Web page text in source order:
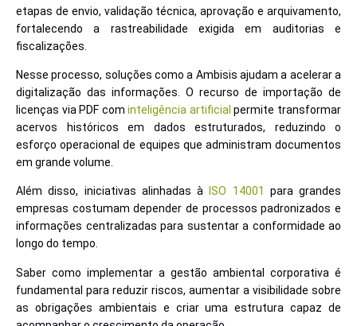
etapas de envio, validação técnica, aprovação e arquivamento,
fortalecendo a rastreabilidade exigida em auditorias e
fiscalizações.
Nesse processo, soluções como a Ambisis ajudam a acelerar a
digitalização das informações. O recurso de importação de
licenças via PDF cominteligência artificial permite transformar
acervos históricos em dados estruturados, reduzindo o
esforço operacional de equipes que administram documentos
em grande volume.
Além disso, iniciativas alinhadas à ISO 14001
para grandes
empresas costumam depender de processos padronizados e
informações centralizadas para sustentar a conformidade ao
longo do tempo.
Saber como implementar a gestão ambiental corporativa é
fundamental para reduzir riscos, aumentar a visibilidade sobre
as obrigações ambientais e criar uma estrutura capaz de